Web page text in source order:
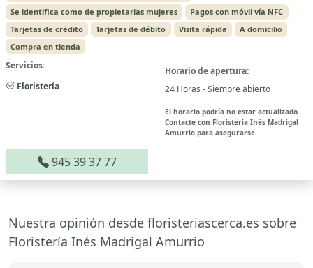
Se identifica como de propietarias mujeres
Pagos con móvil vía NFC
Tarjetas de crédito
Tarjetas de débito Visita rápida
A domicilio
Compra en tienda
Servicios:
Floristería
Horario de apertura:
24 Horas - Siempre abierto
El horario podría no estar actualizado.
Contacte con Floristería Inés Madrigal
Amurrio para asegurarse.
945 39 37 77
Nuestra opinión desde floristeriascerca.es sobre
Floristería Inés Madrigal Amurrio